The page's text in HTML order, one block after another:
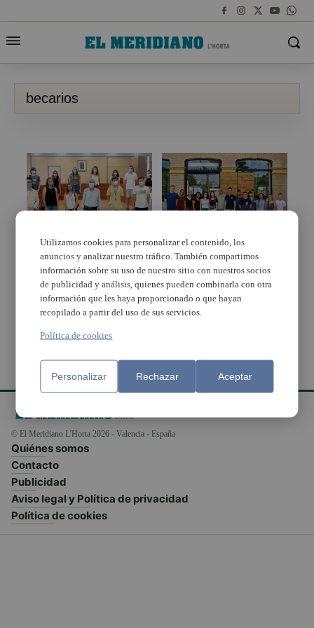
becarios
L’Ajuntament
d’Alboraia rep a les 14
persones becades en el
pla Forma’t Alboraia
Los becarios de La
Dipu te becan ya han
empezado sus
prácticas
© El Meridiano L'Horta 2026 - Valencia - España
Quiénes somos
Contacto
Publicidad
Aviso legal y Política de privacidad
Política de cookies
Utilizamos cookies para personalizar el contenido, los
anuncios y analizar nuestro tráfico. También compartimos
información sobre su uso de nuestro sitio con nuestros socios
de publicidad y análisis, quienes pueden combinarla con otra
información que les haya proporcionado o que hayan
recopilado a partir del uso de sus servicios.
Política de cookies
Personalizar Rechazar Aceptar